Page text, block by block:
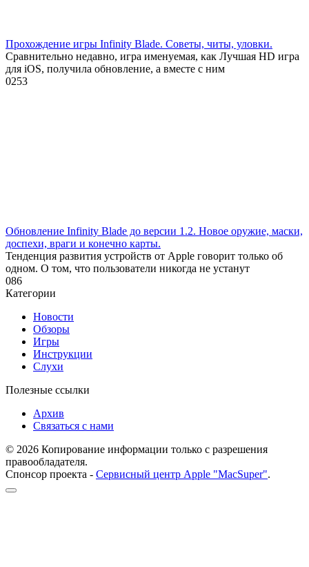
Прохождение игры Infinity Blade. Советы, читы, уловки.
Сравнительно недавно, игра именуемая, как Лучшая HD игра
для iOS, получила обновление, а вместе с ним
0253
Обновление Infinity Blade до версии 1.2. Новое оружие, маски,
доспехи, враги и конечно карты.
Тенденция развития устройств от Apple говорит только об
одном. О том, что пользователи никогда не устанут
086
Категории
Новости
Обзоры
Игры
Инструкции
Слухи
Полезные ссылки
Архив
Связаться с нами
© 2026 Копирование информации только с разрешения
правообладателя.
Спонсор проекта - Сервисный центр Apple "MacSuper".